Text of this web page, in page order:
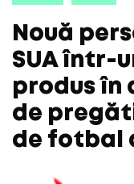
Nouă
SUA într-
produs în
de
de fotbal